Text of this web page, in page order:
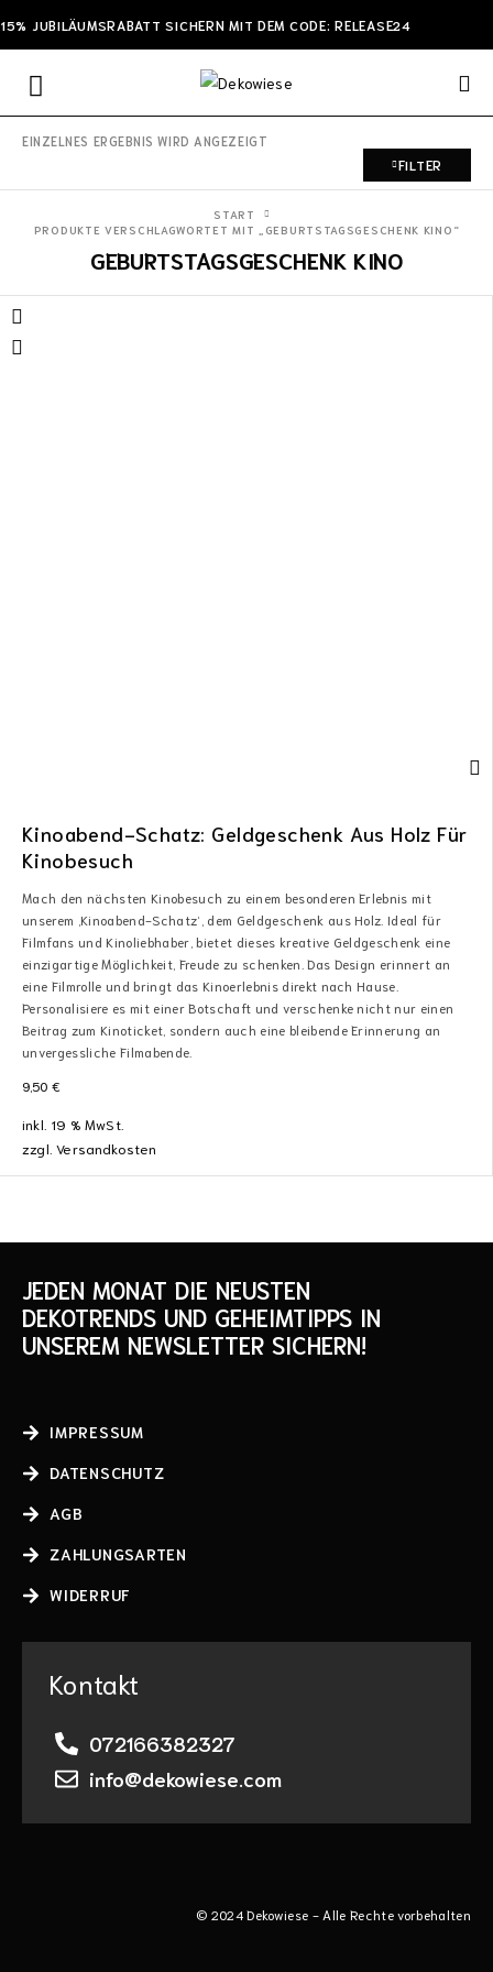
15% JUBILÄUMSRABATT SICHERN MIT DEM CODE: RELEASE24
EINZELNES ERGEBNIS WIRD ANGEZEIGT
FILTER
GEBURTSTAGSGESCHENK KINO
START
PRODUKTE VERSCHLAGWORTET MIT „GEBURTSTAGSGESCHENK KINO“
Kinoabend-Schatz: Geldgeschenk Aus Holz Für
Kinobesuch
Mach den nächsten Kinobesuch zu einem besonderen Erlebnis mit
unserem ‚Kinoabend-Schatz‘, dem Geldgeschenk aus Holz. Ideal für
Filmfans und Kinoliebhaber, bietet dieses kreative Geldgeschenk eine
einzigartige Möglichkeit, Freude zu schenken. Das Design erinnert an
eine Filmrolle und bringt das Kinoerlebnis direkt nach Hause.
Personalisiere es mit einer Botschaft und verschenke nicht nur einen
Beitrag zum Kinoticket, sondern auch eine bleibende Erinnerung an
unvergessliche Filmabende.
9,50 €
inkl. 19 % MwSt.
zzgl.Versandkosten
JEDEN MONAT DIE NEUSTEN
DEKOTRENDS UND GEHEIMTIPPS IN
UNSEREM NEWSLETTER SICHERN!
IMPRESSUM
DATENSCHUTZ
AGB
ZAHLUNGSARTEN
WIDERRUF
Kontakt
072166382327
info@dekowiese.com
© 2024 Dekowiese - Alle Rechte vorbehalten